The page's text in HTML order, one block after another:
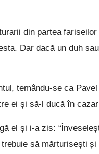
din partea
Dar dacă un duh
temându-se ca
ei și să-l ducă în
el și i-a zis:
să mărturisești și